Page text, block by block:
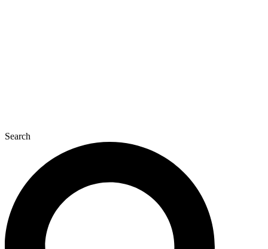
Search